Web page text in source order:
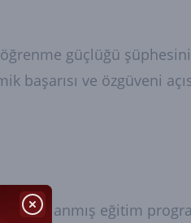
güçlüğü şüphesini
başarısı ve özgüveni
tasarlanmış eğitim